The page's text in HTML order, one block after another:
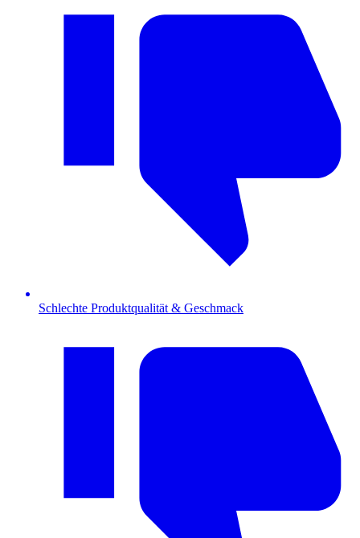
Schlechte Produktqualität & Geschmack